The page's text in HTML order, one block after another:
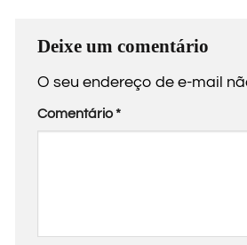
Deixe um comentário
O seu endereço de e-mail
Comentário*